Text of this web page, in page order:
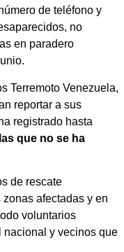
de teléfono y
no
en paradero
Terremoto Venezuela,
reportar a sus
registrado hasta
que no se ha
de rescate
afectadas y en
voluntarios
nacional y vecinos que